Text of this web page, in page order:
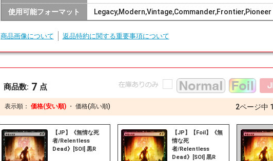
使用可能フォーマット Legacy,Modern,Vintage,Commander,Frontier,Pioneer
商品画像について 返品特約に関する重要事項について
商品数: 7 点
表示順： 価格(安い順) ・ 価格(高い順) 2ページ中 1
【JP】《無情な死
者/Relentless
Dead》[SOI] 黒R
【JP】【Foil】《無
情な死
者/Relentless
Dead》[SOI] 黒R